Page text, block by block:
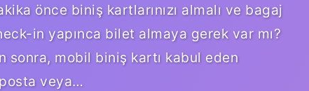
önce biniş kartlarınızı almalı ve bagaj
in yapınca bilet almaya gerek var mı?
sonra, mobil biniş kartı kabul eden
veya…